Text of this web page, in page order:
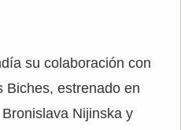
su colaboración con
Biches, estrenado en
Nijinska y